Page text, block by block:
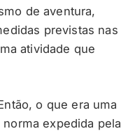
de aventura,
previstas nas
atividade que
o que era uma
expedida pela